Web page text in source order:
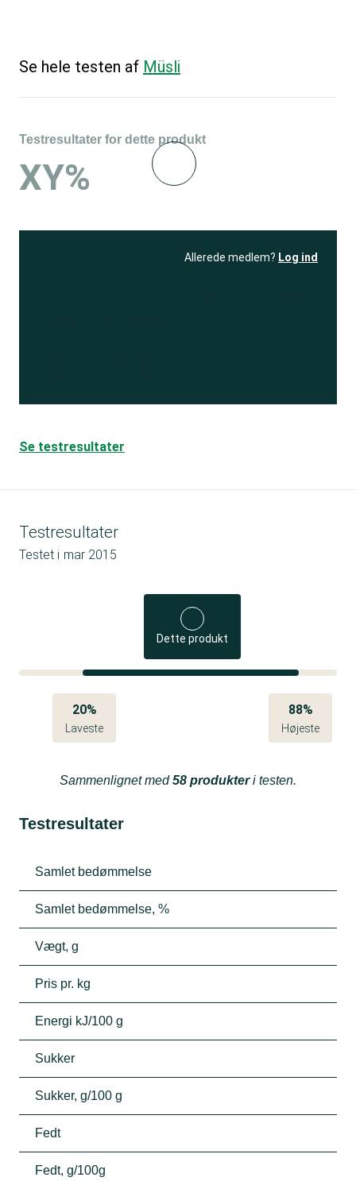
Se hele testen af Müsli
Testresultater for dette produkt
XY%
Allerede medlem? Log ind
Se testresultater
Testresultater
Testet i mar 2015
Dette produkt
20%
Laveste
88%
Højeste
Sammenlignet med58 produkteri testen.
Testresultater
Samlet bedømmelse
Samlet bedømmelse, %
Vægt, g
Pris pr. kg
Energi kJ/100 g
Sukker
Sukker, g/100 g
Fedt
Fedt, g/100g